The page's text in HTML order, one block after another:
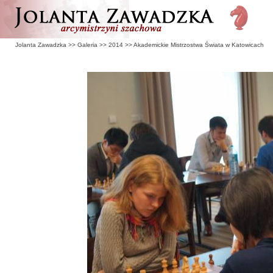
Jolanta Zawadzka >> Galeria >> 2014 >>Akademickie Mistrzostwa Świata w Katowicach